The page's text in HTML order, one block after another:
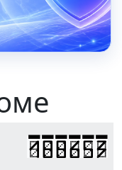
188653